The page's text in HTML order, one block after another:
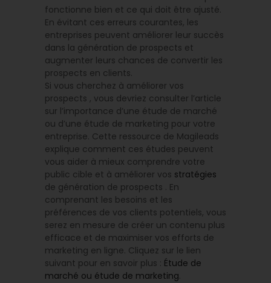
fonctionne bien et ce qui doit être ajusté.
En évitant ces erreurs courantes, les
entreprises peuvent améliorer leur succès
dans la génération de prospects et
augmenter leurs chances de convertir les
prospects en clients.
Si vous cherchez à améliorer vos
prospects , vous devriez consulter l’article
sur l’importance d’une étude de marché
ou d’une étude de marketing pour votre
entreprise. Cette ressource de Magileads
explique comment ces études peuvent
vous aider à mieux comprendre votre
public cible et à améliorer vos stratégies
de génération de prospects . En
comprenant les besoins et les
préférences de vos clients potentiels, vous
serez en mesure de créer un contenu plus
efficace et de maximiser vos efforts de
marketing en ligne. Cliquez sur le lien
suivant pour en savoir plus : Étude de
marché ou étude de marketing.